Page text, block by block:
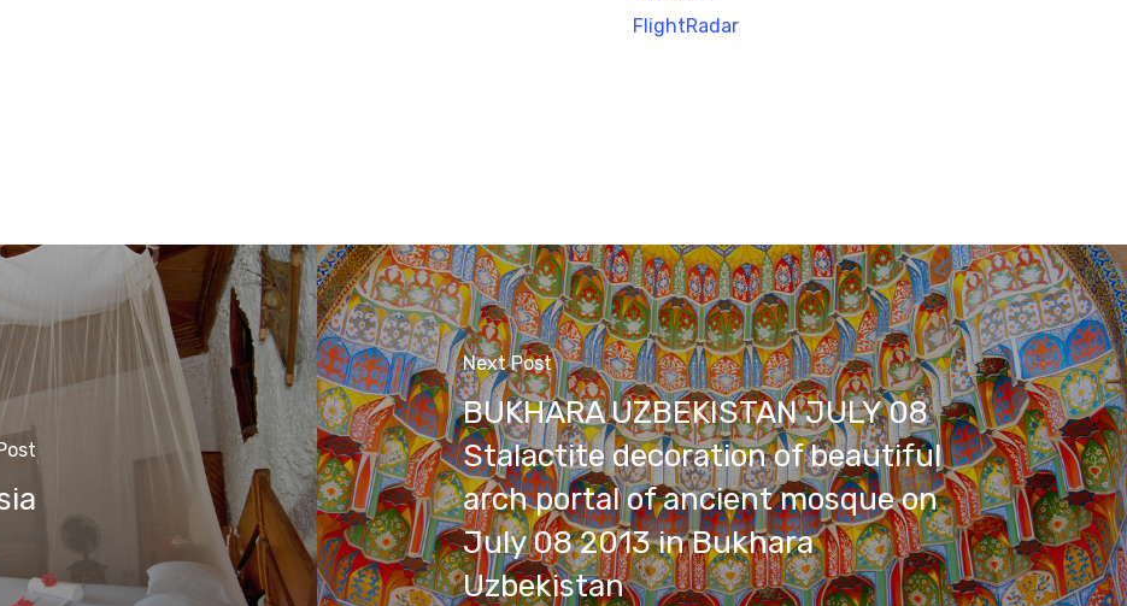
FlightRadar
Next Post
BUKHARA UZBEKISTAN JULY 08
Stalactite decoration of beautiful
arch portal of ancient mosque on
July 08 2013 in Bukhara
Uzbekistan